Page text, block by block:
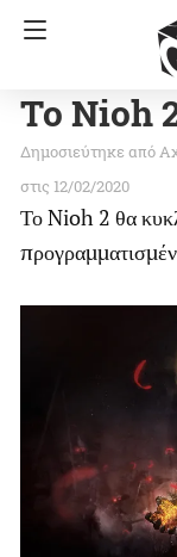
Το Nioh
στις 12/02/2020
Το Nioh 2 θα